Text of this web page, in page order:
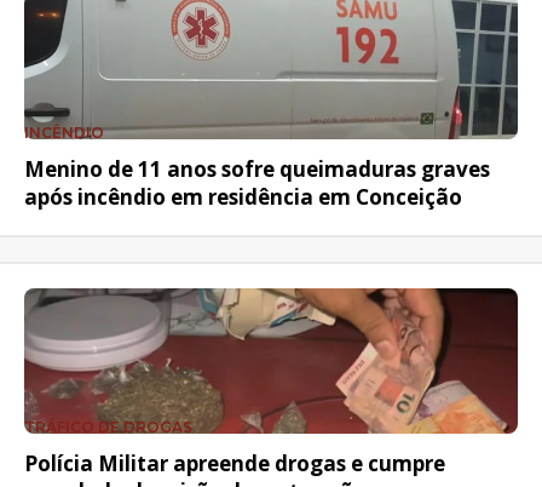
INCÊNDIO
Menino de 11 anos sofre queimaduras graves
após incêndio em residência em Conceição
TRÁFICO DE DROGAS
Polícia Militar apreende drogas e cumpre